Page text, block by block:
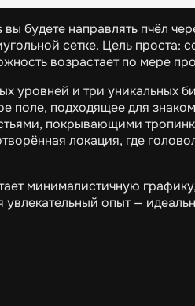
вы будете направлять пчёл
сетке. Цель проста:
возрастает по мере
уровней и три уникальных
поле, подходящее для
покрывающими
локация, где
минималистичную
опыт —